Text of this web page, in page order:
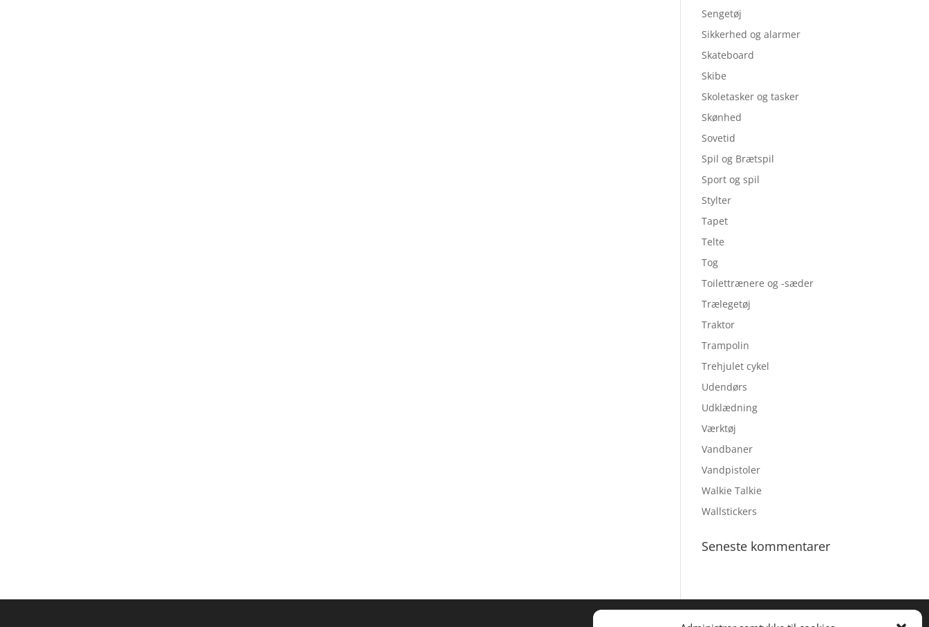
Sengetøj
Sikkerhed og alarmer
Skateboard
Skibe
Skoletasker og tasker
Skønhed
Sovetid
Spil og Brætspil
Sport og spil
Stylter
Tapet
Telte
Tog
Toilettrænere og -sæder
Trælegetøj
Traktor
Trampolin
Trehjulet cykel
Udendørs
Udklædning
Værktøj
Vandbaner
Vandpistoler
Walkie Talkie
Wallstickers
Seneste kommentarer